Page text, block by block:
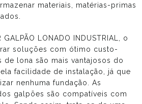
materiais, matérias-primas
LONADO INDUSTRIAL, o
soluções com ótimo custo-
de lona são mais vantajosos do
facilidade de instalação, já que
nenhuma fundação. As
galpões são compatíveis com